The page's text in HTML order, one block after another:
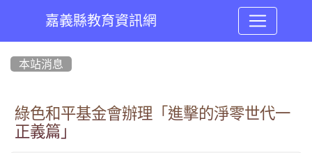
嘉義縣教育資訊網
本站消息
綠色和平基金會辦理「進擊的淨零世代一
正義篇」